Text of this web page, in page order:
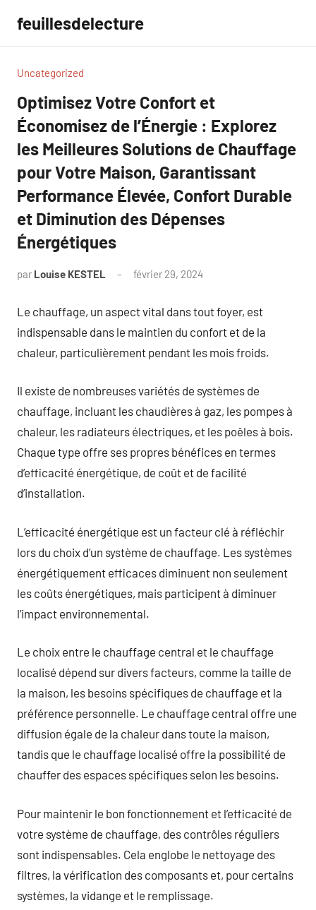
contenu
feuillesdelecture
Uncategorized
Optimisez Votre Confort et
Économisez de l’Énergie : Explorez
les Meilleures Solutions de Chauffage
pour Votre Maison, Garantissant
Performance Élevée, Confort Durable
et Diminution des Dépenses
Énergétiques
par Louise KESTEL février 29, 2024
Le chauffage, un aspect vital dans tout foyer, est
indispensable dans le maintien du confort et de la
chaleur, particulièrement pendant les mois froids.
Il existe de nombreuses variétés de systèmes de
chauffage, incluant les chaudières à gaz, les pompes à
chaleur, les radiateurs électriques, et les poêles à bois.
Chaque type offre ses propres bénéfices en termes
d’efficacité énergétique, de coût et de facilité
d’installation.
L’efficacité énergétique est un facteur clé à réfléchir
lors du choix d’un système de chauffage. Les systèmes
énergétiquement efficaces diminuent non seulement
les coûts énergétiques, mais participent à diminuer
l’impact environnemental.
Le choix entre le chauffage central et le chauffage
localisé dépend sur divers facteurs, comme la taille de
la maison, les besoins spécifiques de chauffage et la
préférence personnelle. Le chauffage central offre une
diffusion égale de la chaleur dans toute la maison,
tandis que le chauffage localisé offre la possibilité de
chauffer des espaces spécifiques selon les besoins.
Pour maintenir le bon fonctionnement et l’efficacité de
votre système de chauffage, des contrôles réguliers
sont indispensables. Cela englobe le nettoyage des
filtres, la vérification des composants et, pour certains
systèmes, la vidange et le remplissage.